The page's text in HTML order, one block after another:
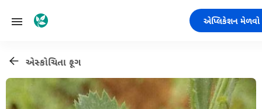
એપ્લિકેશન મેળવો
એસ્કોચિતા ફૂગ